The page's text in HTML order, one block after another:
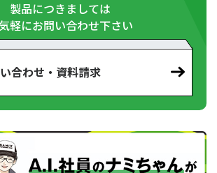
製品につきましては
軽にお問い合わせ下さい
合わせ・資料請求